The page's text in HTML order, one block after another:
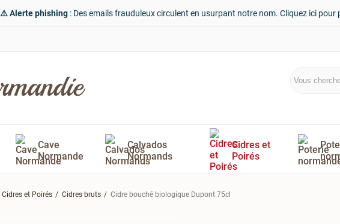
⚠️ Alerte phishing: Des emails frauduleux circulent en usurpant notre nom. Cliquez ici
Cave
Normande
Calvados
Normands
Cidres et
Poirés
Cidres et Poirés Cidres bruts Cidre bouché biologique Dupont 75cl